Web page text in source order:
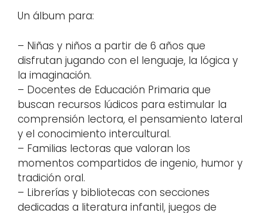
Un álbum para:
– Niñas y niños a partir de 6 años que
disfrutan jugando con el lenguaje, la lógica y
la imaginación.
– Docentes de Educación Primaria que
buscan recursos lúdicos para estimular la
comprensión lectora, el pensamiento lateral
y el conocimiento intercultural.
– Familias lectoras que valoran los
momentos compartidos de ingenio, humor y
tradición oral.
– Librerías y bibliotecas con secciones
dedicadas a literatura infantil, juegos de